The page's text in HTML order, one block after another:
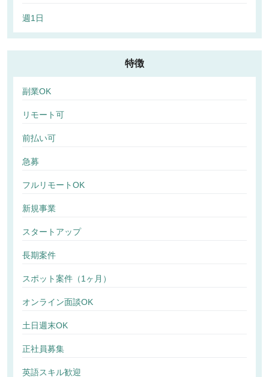
週1日
特徴
副業OK
リモート可
前払い可
急募
フルリモートOK
新規事業
スタートアップ
長期案件
スポット案件（1ヶ月）
オンライン面談OK
土日週末OK
正社員募集
英語スキル歓迎